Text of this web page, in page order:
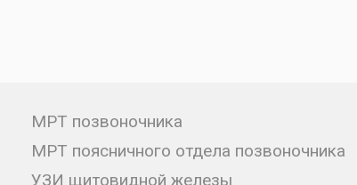
МРТ позвоночника
МРТ поясничного отдела позвоночника
УЗИ щитовидной железы